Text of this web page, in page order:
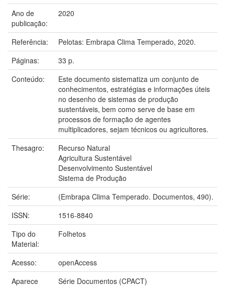
Ano de
publicação:
2020
Referência:
Pelotas: Embrapa Clima Temperado, 2020.
Páginas:
33 p.
Conteúdo:
Este documento sistematiza um conjunto de
conhecimentos, estratégias e informações úteis
no desenho de sistemas de produção
sustentáveis, bem como serve de base em
processos de formação de agentes
multiplicadores, sejam técnicos ou agricultores.
Thesagro:
Recurso Natural
Agricultura Sustentável
Desenvolvimento Sustentável
Sistema de Produção
Série:
(Embrapa Clima Temperado. Documentos, 490).
ISSN:
1516-8840
Tipo do
Material:
Folhetos
Acesso:
openAccess
Aparece
Série Documentos (CPACT)